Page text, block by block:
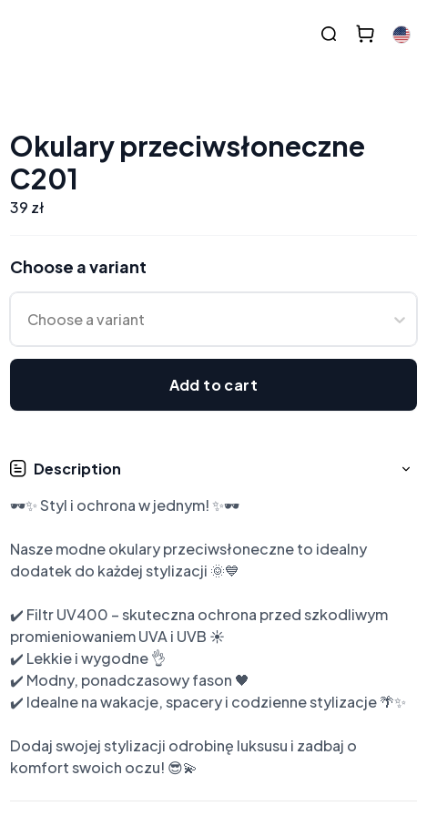
Okulary przeciwsłoneczne
C201
39 zł
Choose a variant
Choose a variant
Add to cart
Description
🕶️✨ Styl i ochrona w jednym! ✨🕶️
Nasze modne okulary przeciwsłoneczne to idealny
dodatek do każdej stylizacji 🌞💙
✔️ Filtr UV400 – skuteczna ochrona przed szkodliwym
promieniowaniem UVA i UVB ☀️
✔️ Lekkie i wygodne 👌
✔️ Modny, ponadczasowy fason 🖤
✔️ Idealne na wakacje, spacery i codzienne stylizacje 🌴✨
Dodaj swojej stylizacji odrobinę luksusu i zadbaj o
komfort swoich oczu! 😎💫